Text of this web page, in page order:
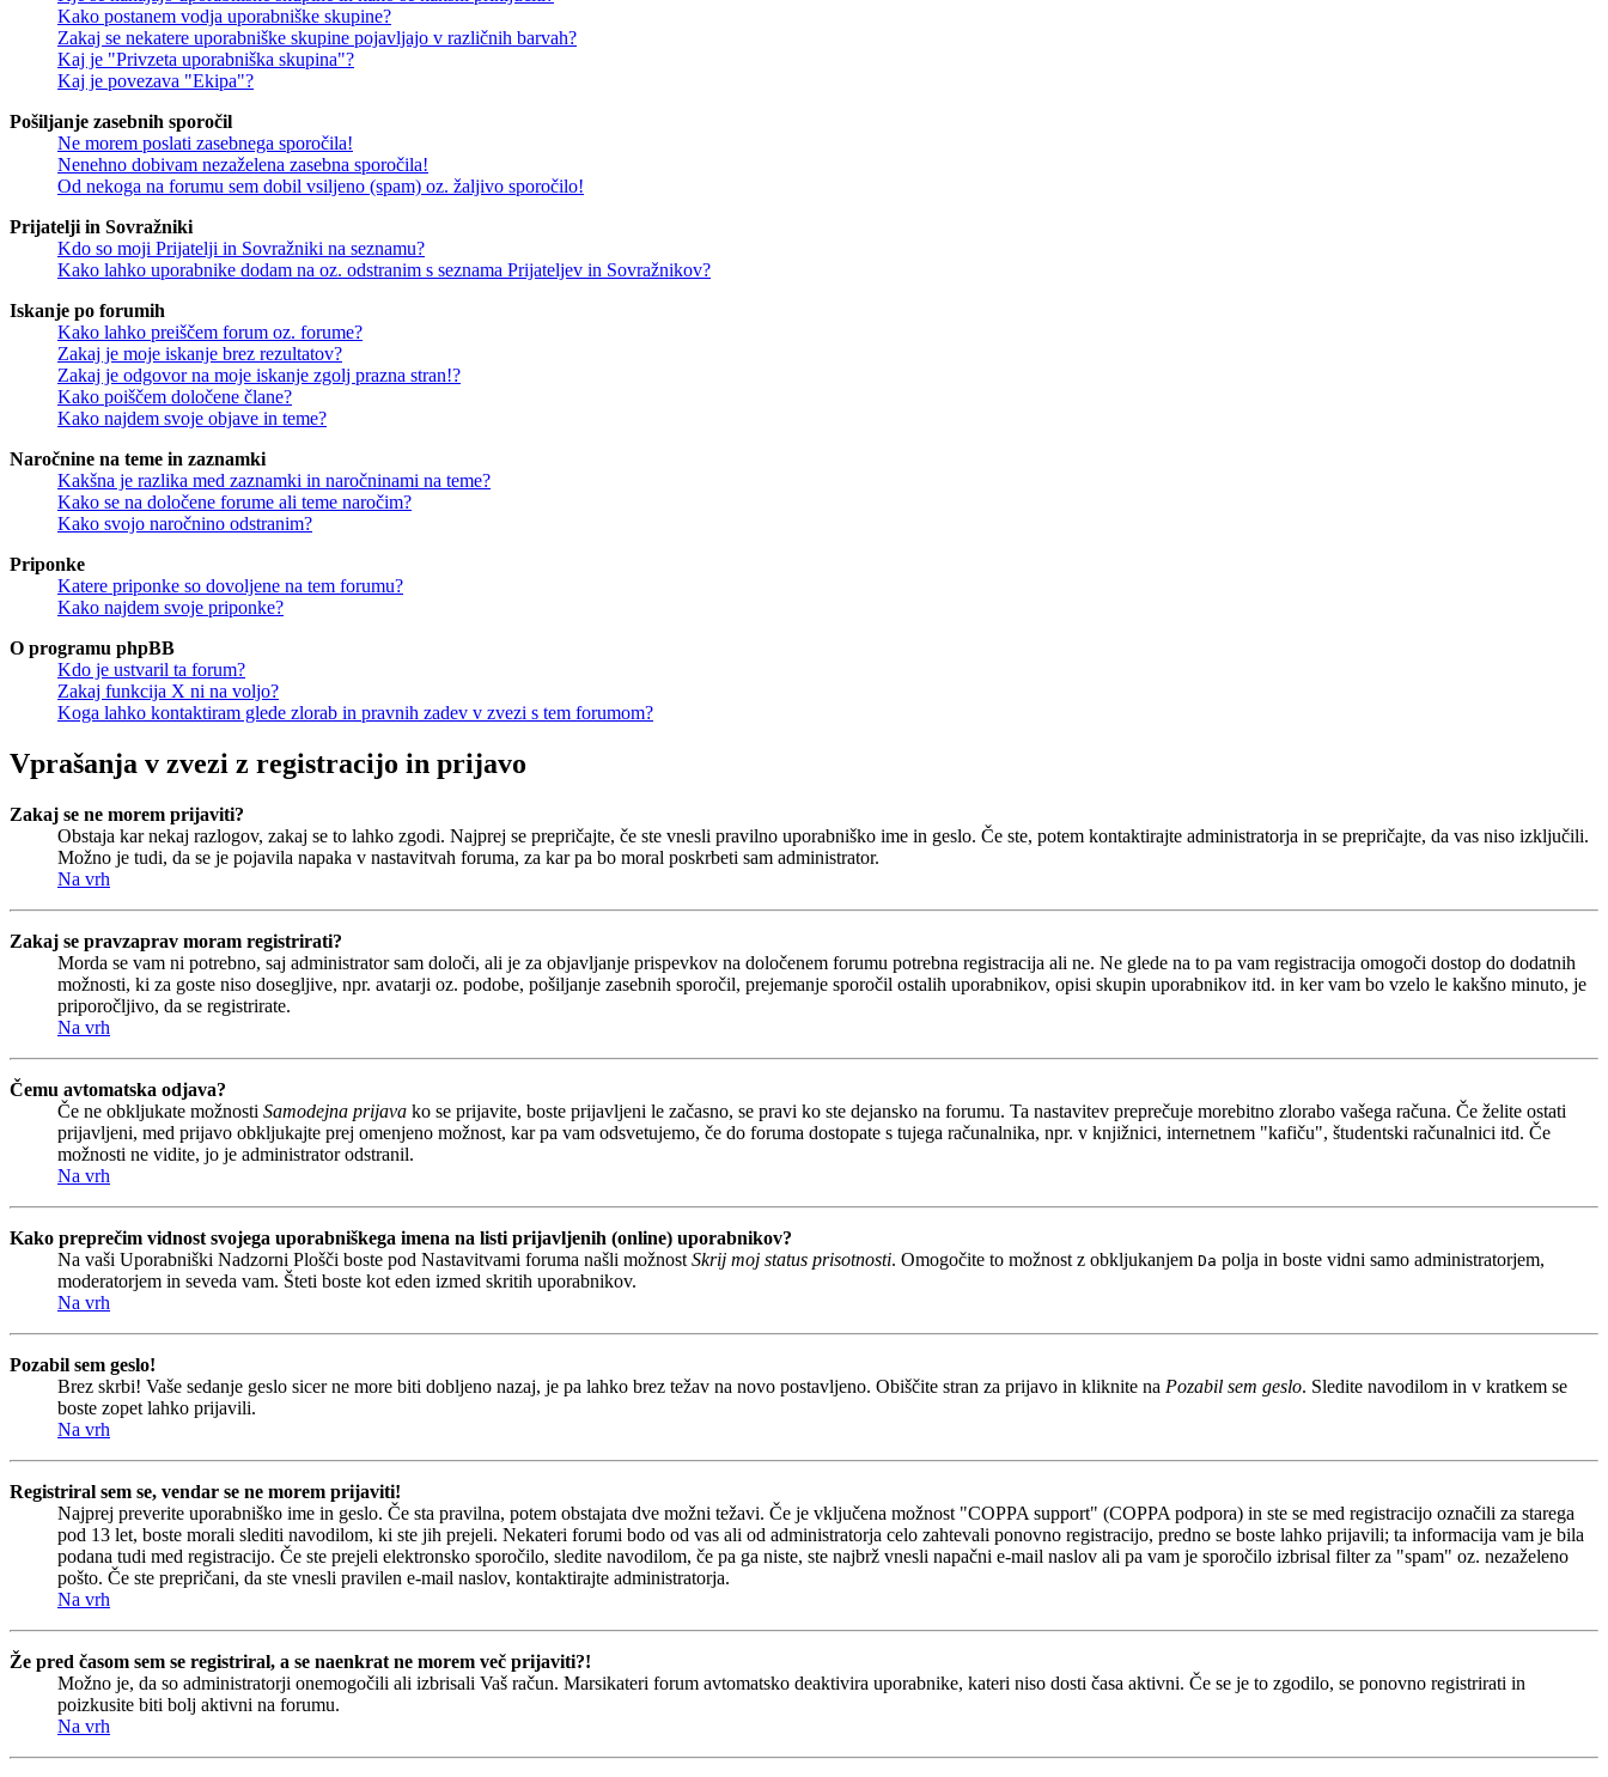
Kako postanem vodja uporabniške skupine?
Zakaj se nekatere uporabniške skupine pojavljajo v različnih barvah?
Kaj je "Privzeta uporabniška skupina"?
Kaj je povezava "Ekipa"?
Pošiljanje zasebnih sporočil
Ne morem poslati zasebnega sporočila!
Nenehno dobivam nezaželena zasebna sporočila!
Od nekoga na forumu sem dobil vsiljeno (spam) oz. žaljivo sporočilo!
Prijatelji in Sovražniki
Kdo so moji Prijatelji in Sovražniki na seznamu?
Kako lahko uporabnike dodam na oz. odstranim s seznama Prijateljev in Sovražnikov?
Iskanje po forumih
Kako lahko preiščem forum oz. forume?
Zakaj je moje iskanje brez rezultatov?
Zakaj je odgovor na moje iskanje zgolj prazna stran!?
Kako poiščem določene člane?
Kako najdem svoje objave in teme?
Naročnine na teme in zaznamki
Kakšna je razlika med zaznamki in naročninami na teme?
Kako se na določene forume ali teme naročim?
Kako svojo naročnino odstranim?
Priponke
Katere priponke so dovoljene na tem forumu?
Kako najdem svoje priponke?
O programu phpBB
Kdo je ustvaril ta forum?
Zakaj funkcija X ni na voljo?
Koga lahko kontaktiram glede zlorab in pravnih zadev v zvezi s tem forumom?
Vprašanja v zvezi z registracijo in prijavo
Zakaj se ne morem prijaviti?
Obstaja kar nekaj razlogov, zakaj se to lahko zgodi. Najprej se prepričajte, če ste vnesli pravilno uporabniško ime in geslo. Če ste, potem kontaktirajte administratorja in se prepričajte, da vas niso izključili.
Možno je tudi, da se je pojavila napaka v nastavitvah foruma, za kar pa bo moral poskrbeti sam administrator.
Na vrh
Zakaj se pravzaprav moram registrirati?
Morda se vam ni potrebno, saj administrator sam določi, ali je za objavljanje prispevkov na določenem forumu potrebna registracija ali ne. Ne glede na to pa vam registracija omogoči dostop do dodatnih
možnosti, ki za goste niso dosegljive, npr. avatarji oz. podobe, pošiljanje zasebnih sporočil, prejemanje sporočil ostalih uporabnikov, opisi skupin uporabnikov itd. in ker vam bo vzelo le kakšno minuto, je
priporočljivo, da se registrirate.
Na vrh
Čemu avtomatska odjava?
Če ne obkljukate možnosti Samodejna prijava ko se prijavite, boste prijavljeni le začasno, se pravi ko ste dejansko na forumu. Ta nastavitev preprečuje morebitno zlorabo vašega računa. Če želite ostati
prijavljeni, med prijavo obkljukajte prej omenjeno možnost, kar pa vam odsvetujemo, če do foruma dostopate s tujega računalnika, npr. v knjižnici, internetnem "kafiču", študentski računalnici itd. Če
možnosti ne vidite, jo je administrator odstranil.
Na vrh
Kako preprečim vidnost svojega uporabniškega imena na listi prijavljenih (online) uporabnikov?
Na vaši Uporabniški Nadzorni Plošči boste pod Nastavitvami foruma našli možnost Skrij moj status prisotnosti. Omogočite to možnost z obkljukanjem Da polja in boste vidni samo administratorjem,
moderatorjem in seveda vam. Šteti boste kot eden izmed skritih uporabnikov.
Na vrh
Pozabil sem geslo!
Brez skrbi! Vaše sedanje geslo sicer ne more biti dobljeno nazaj, je pa lahko brez težav na novo postavljeno. Obiščite stran za prijavo in kliknite na Pozabil sem geslo. Sledite navodilom in v kratkem se
boste zopet lahko prijavili.
Na vrh
Registriral sem se, vendar se ne morem prijaviti!
Najprej preverite uporabniško ime in geslo. Če sta pravilna, potem obstajata dve možni težavi. Če je vključena možnost "COPPA support" (COPPA podpora) in ste se med registracijo označili za starega
pod 13 let, boste morali slediti navodilom, ki ste jih prejeli. Nekateri forumi bodo od vas ali od administratorja celo zahtevali ponovno registracijo, predno se boste lahko prijavili; ta informacija vam je bila
podana tudi med registracijo. Če ste prejeli elektronsko sporočilo, sledite navodilom, če pa ga niste, ste najbrž vnesli napačni e-mail naslov ali pa vam je sporočilo izbrisal filter za "spam" oz. nezaželeno
pošto. Če ste prepričani, da ste vnesli pravilen e-mail naslov, kontaktirajte administratorja.
Na vrh
Že pred časom sem se registriral, a se naenkrat ne morem več prijaviti?!
Možno je, da so administratorji onemogočili ali izbrisali Vaš račun. Marsikateri forum avtomatsko deaktivira uporabnike, kateri niso dosti časa aktivni. Če se je to zgodilo, se ponovno registrirati in
poizkusite biti bolj aktivni na forumu.
Na vrh